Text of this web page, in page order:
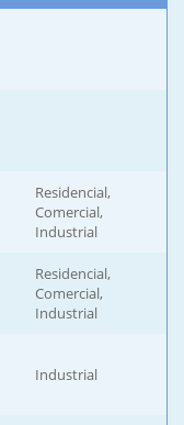
Residencial,
Comercial,
Industrial
Residencial,
Comercial,
Industrial
Industrial